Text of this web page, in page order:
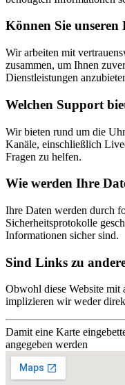
Können Sie
Wir arbeiten mit
zusammen, um Ihnen
Dienstleistungen
Welchen Support
Wir bieten rund um die
Kanäle, einschließlich
Fragen zu helfen.
Wie werden Ihre
Ihre Daten werden durch
Sicherheitsprotokolle
Informationen sicher sind.
Sind Links zu
Obwohl diese Website mit
implizieren wir weder
Damit eine Karte
angegeben werden